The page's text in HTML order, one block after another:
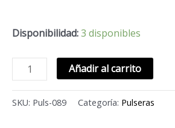
Disponibilidad:3 disponibles
Añadir al carrito
SKU: Puls-089 Categoría: Pulseras